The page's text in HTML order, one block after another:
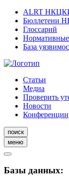
ALRT
Бюллетени
Глоссарий
База
Статьи
Медиа
Проверить
Новости
Конференции
поиск
меню
Базы данных: